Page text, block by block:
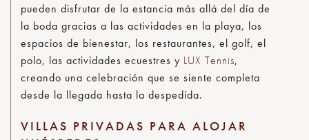
pueden disfrutar de la estancia más allá del día de
la boda gracias a las actividades en la playa, los
espacios de bienestar, los restaurantes, el golf, el
polo, las actividades ecuestres y LUX Tennis,
creando una celebración que se siente completa
desde la llegada hasta la despedida.
VILLAS PRIVADAS PARA ALOJAR